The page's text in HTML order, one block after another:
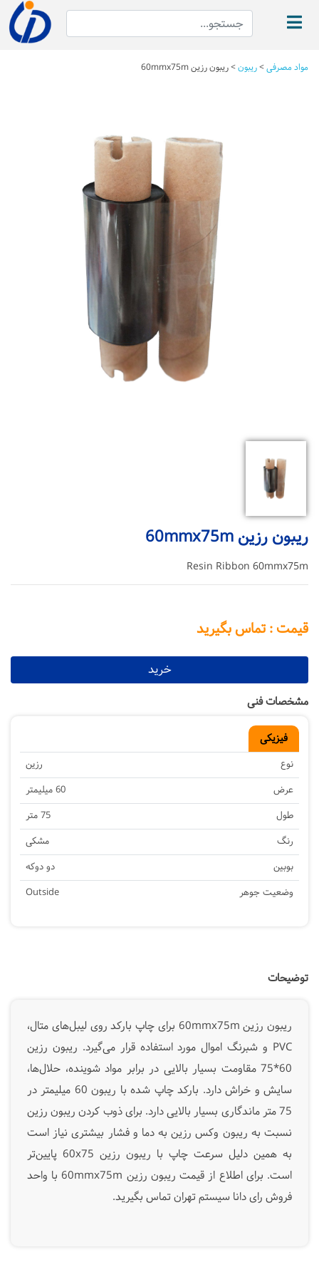
مواد مصرفی>ریبون>ریبون رزین 60mmx75m
ریبون رزین 60mmx75m
Resin Ribbon 60mmx75m
قیمت : تماس بگیرید
خرید
مشخصات فنی
فیزیکی
نوع
رزین
عرض
60 میلیمتر
طول
75 متر
رنگ
مشکی
بوبین
دو دوکه
وضعیت جوهر
Outside
توضیحات
ریبون رزین 60mmx75m برای چاپ بارکد روی لیبل‌های متال،
PVC و شبرنگ اموال مورد استفاده قرار می‌گیرد. ریبون رزین
60*75 مقاومت بسیار بالایی در برابر مواد شوینده، حلال‌ها،
سایش و خراش دارد. بارکد چاپ شده با ریبون 60 میلیمتر در
75 متر ماندگاری بسیار بالایی دارد. برای ذوب کردن ریبون رزین
نسبت به ریبون وکس رزین به دما و فشار بیشتری نیاز است
به همین دلیل سرعت چاپ با ریبون رزین 60x75 پایین‌تر
است. برای اطلاع از قیمت ریبون رزین 60mmx75m با واحد
فروش رای دانا سیستم تهران تماس بگیرید.